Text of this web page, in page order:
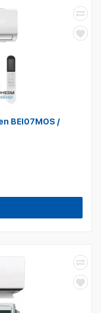
BEI07MOS /